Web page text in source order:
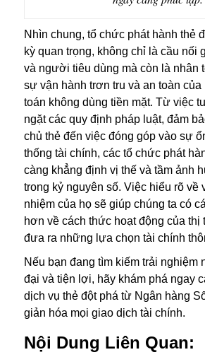
Nhìn chung, tổ chức phát hành thẻ
kỳ quan trọng, không chỉ là cầu nối
và người tiêu dùng mà còn là nhân
sự vận hành trơn tru và an toàn của
toán không dùng tiền mặt. Từ việc
ngặt các quy định pháp luật, đảm
chủ thẻ đến việc đóng góp vào sự
thống tài chính, các tổ chức phát
càng khẳng định vị thế và tầm ảnh
trong kỷ nguyên số. Việc hiểu rõ về
nhiệm của họ sẽ giúp chúng ta có
hơn về cách thức hoạt động của thị
đưa ra những lựa chọn tài chính
Nếu bạn đang tìm kiếm trải nghiệm
đại và tiện lợi, hãy khám phá ngay
dịch vụ thẻ đột phá từ Ngân hàng
giản hóa mọi giao dịch tài chính.
Nội Dung Liên Quan: